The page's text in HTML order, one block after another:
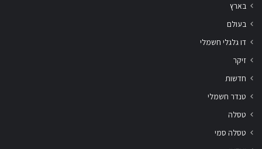
בארץ
בעולם
דו גלגלי חשמלי
זיקר
חדשות
טנדר חשמלי
טסלה
טסלה סמי